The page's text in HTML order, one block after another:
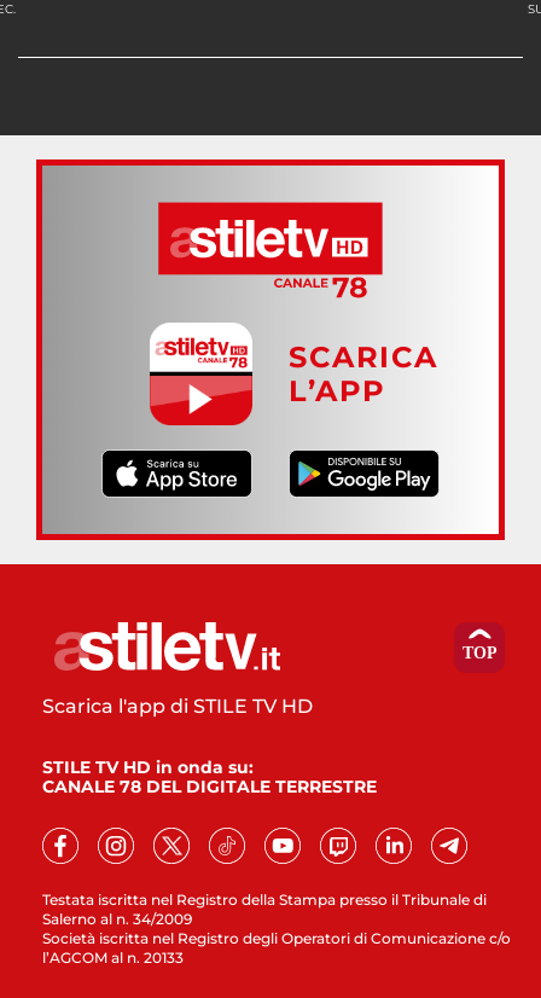
SCARICA
L’APP
Testata iscritta nel Registro della Stampa presso il Tribunale di
Salerno al n. 34/2009
Società iscritta nel Registro degli Operatori di Comunicazione c/o
l’AGCOM al n. 20133
Scarica l'app di STILE TV HD
STILE TV HD in onda su:
CANALE 78 DEL DIGITALE TERRESTRE